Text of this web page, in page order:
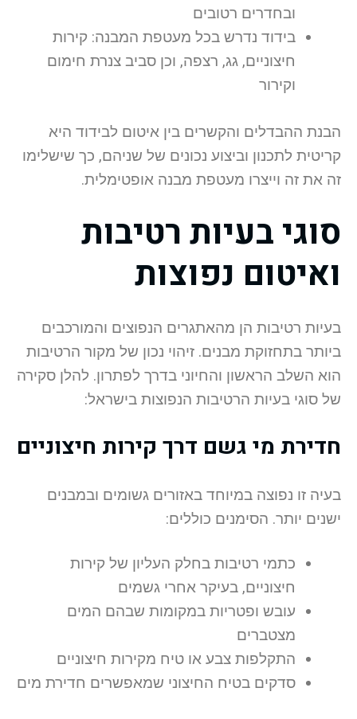
ובחדרים רטובים
בידוד נדרש בכל מעטפת המבנה: קירות
חיצוניים, גג, רצפה, וכן סביב צנרת חימום
וקירור
הבנת ההבדלים והקשרים בין איטום לבידוד היא
קריטית לתכנון וביצוע נכונים של שניהם, כך שישלימו
זה את זה וייצרו מעטפת מבנה אופטימלית.
סוגי בעיות רטיבות
ואיטום נפוצות
בעיות רטיבות הן מהאתגרים הנפוצים והמורכבים
ביותר בתחזוקת מבנים. זיהוי נכון של מקור הרטיבות
הוא השלב הראשון והחיוני בדרך לפתרון. להלן סקירה
של סוגי בעיות הרטיבות הנפוצות בישראל:
חדירת מי גשם דרך קירות חיצוניים
בעיה זו נפוצה במיוחד באזורים גשומים ובמבנים
ישנים יותר. הסימנים כוללים:
כתמי רטיבות בחלק העליון של קירות
חיצוניים, בעיקר אחרי גשמים
עובש ופטריות במקומות שבהם המים
מצטברים
התקלפות צבע או טיח מקירות חיצוניים
סדקים בטיח החיצוני שמאפשרים חדירת מים